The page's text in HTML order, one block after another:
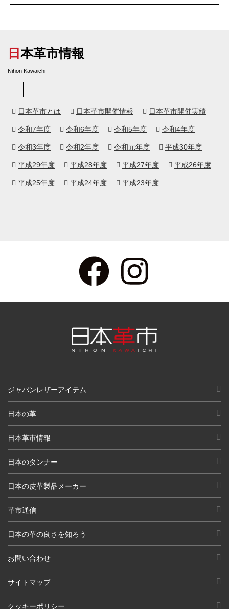
日本革市情報
Nihon Kawaichi
日本革市とは 日本革市開催情報 日本革市開催実績
令和7年度 令和6年度 令和5年度 令和4年度
令和3年度 令和2年度 令和元年度 平成30年度
平成29年度 平成28年度 平成27年度 平成26年度
平成25年度 平成24年度 平成23年度
ジャパンレザーアイテム
日本の革
日本革市情報
日本のタンナー
日本の皮革製品メーカー
革市通信
日本の革の良さを知ろう
お問い合わせ
サイトマップ
クッキーポリシー